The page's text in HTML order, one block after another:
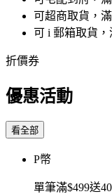
可超商取貨，
可 i 郵箱取貨，
折價券
優惠活動
看全部
P幣
單筆滿$499送